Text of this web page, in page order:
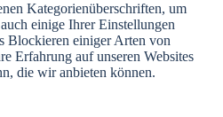
Kategorienüberschriften, um
einige Ihrer Einstellungen
Blockieren einiger Arten von
Erfahrung auf unseren Websites
die wir anbieten können.